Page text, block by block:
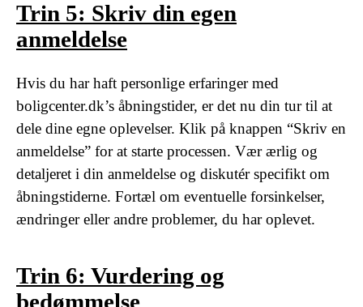
Trin 5: Skriv din egen
anmeldelse
Hvis du har haft personlige erfaringer med
boligcenter.dk’s åbningstider, er det nu din tur til at
dele dine egne oplevelser. Klik på knappen “Skriv en
anmeldelse” for at starte processen. Vær ærlig og
detaljeret i din anmeldelse og diskutér specifikt om
åbningstiderne. Fortæl om eventuelle forsinkelser,
ændringer eller andre problemer, du har oplevet.
Trin 6: Vurdering og
bedømmelse